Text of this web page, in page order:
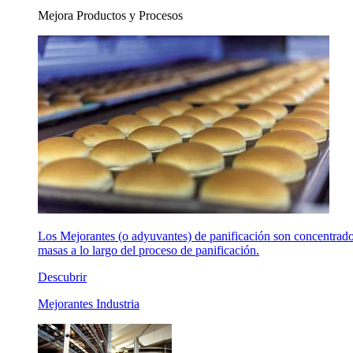
Mejora Productos y Procesos
Los Mejorantes (o adyuvantes) de panificación son
masas a lo largo del proceso de panificación.
Descubrir
Mejorantes Industria